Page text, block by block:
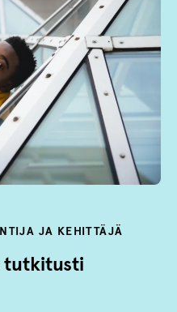
JA KEHITTÄJÄ
tutkitusti